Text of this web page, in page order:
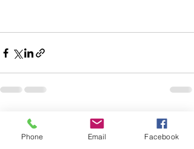
최근 게시물 전체 보기
Phone Email Facebook